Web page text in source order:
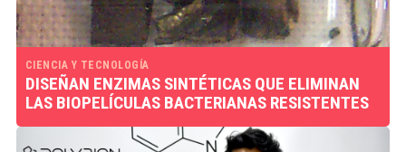
CIENCIA Y TECNOLOGÍA
DISEÑAN ENZIMAS SINTÉTICAS QUE ELIMINAN
LAS BIOPELÍCULAS BACTERIANAS RESISTENTES